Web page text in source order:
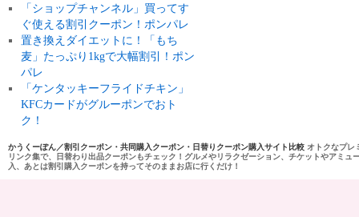
「ショップチャンネル」買ってす
ぐ使える割引クーポン！ポンパレ
置き換えダイエットに！「もち
麦」たっぷり1kgで大幅割引！ポン
パレ
「ケンタッキーフライドチキン」
KFCカードがグルーポンでおト
ク！
かうくーぽん／割引クーポン・共同購入クーポン・日替りクーポン購入サイト比較 オトクなプレ
リンク集で、日替わり出品クーポンもチェック！グルメやリラクゼーション、チケットやアミ
入、あとは割引購入クーポンを持ってそのままお店に行くだけ！